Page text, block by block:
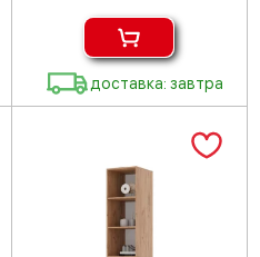
доставка: завтра